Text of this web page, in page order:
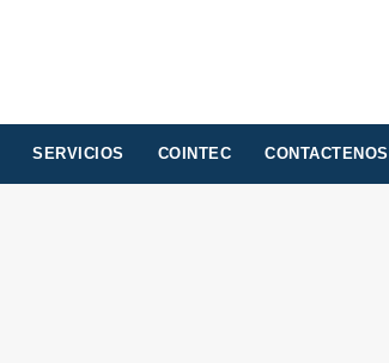
SERVICIOS COINTEC CONTACTENOS